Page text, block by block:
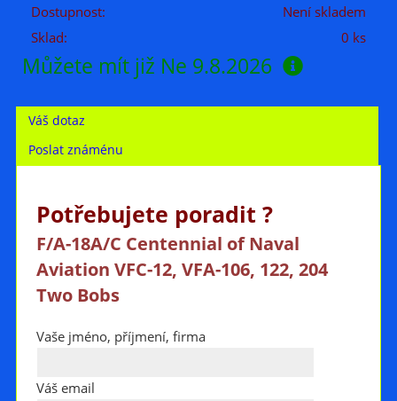
Dostupnost:
Není skladem
Sklad:
0 ks
Můžete mít již Ne 9.8.2026
Váš dotaz
Poslat známénu
Potřebujete poradit ?
F/A-18A/C Centennial of Naval
Aviation VFC-12, VFA-106, 122, 204
Two Bobs
Vaše jméno, příjmení, firma
Váš email